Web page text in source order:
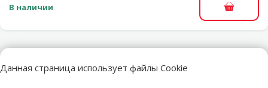
Данная страница использует файлы Cookie
В наличии В
Другие подобные продукты